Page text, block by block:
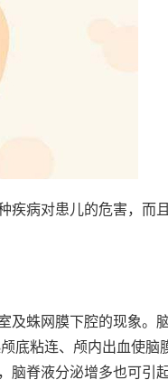
疾病对患儿的危害，而
及蛛网膜下腔的现象。
底粘连、颅内出血使脑
脊液分泌增多也可引起